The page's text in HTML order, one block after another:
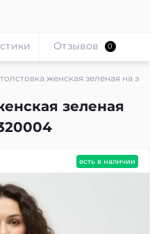
женская зеленая на
зеленая
Отзывов 0
есть в наличии